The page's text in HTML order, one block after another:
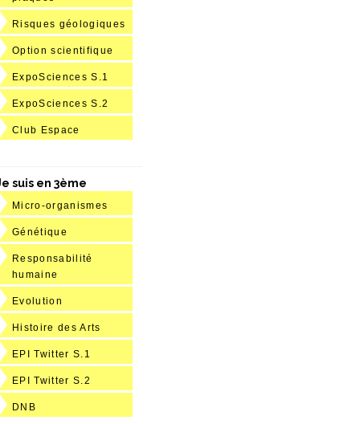
Risques géologiques
Option scientifique
ExpoSciences S.1
ExpoSciences S.2
Club Espace
suis en 3ème
Micro-organismes
Génétique
Responsabilité
humaine
Evolution
Histoire des Arts
EPI Twitter S.1
EPI Twitter S.2
DNB